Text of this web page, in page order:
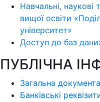
Навчальні, наукові
вищої освіти
університет»
Доступ до баз
ПУБЛІЧНА
Загальна
Банківські